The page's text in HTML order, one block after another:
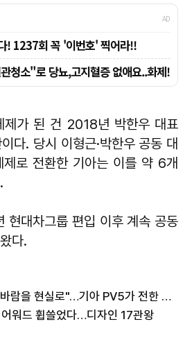
제가 된 건 2018년 박한우 대표
다. 당시 이형근·박한우 공동 대
로 전환한 기아는 이를 약 6개
현대차그룹 편입 이후 계속 공동
다.
"이동 약자의 간절한 바람을 현실로"…기아 PV5가 전한 울림, 1000만뷰 돌파
어워드 휩쓸었다…디자인 17관왕